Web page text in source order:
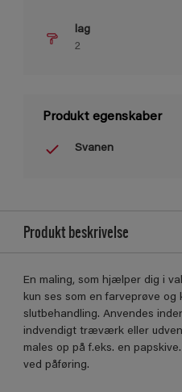
lag
2
Produkt egenskaber
Svanen
Produkt beskrivelse
En maling, som hjælper dig i
kun ses som en farveprøve og
slutbehandling. Anvendes
indvendigt træværk eller
males op på f.eks. en
ved påføring.